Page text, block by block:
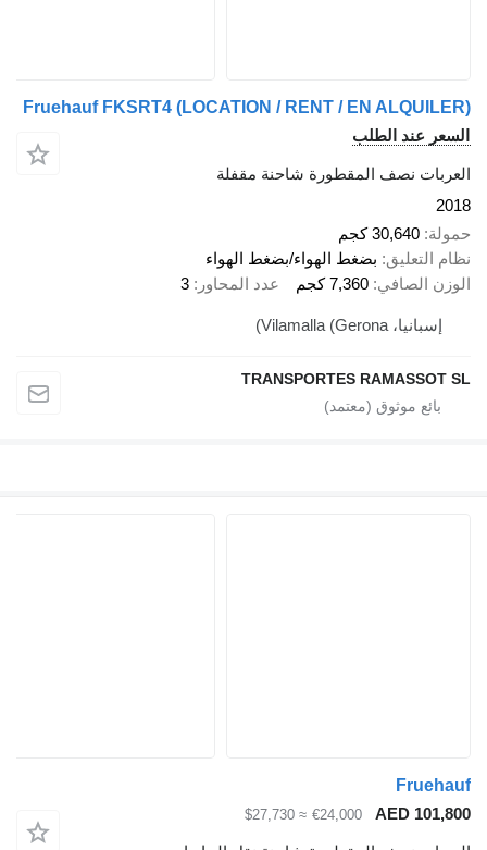
Fruehauf FKSRT4 (LOCATION / RENT / EN
الطلب
نصف المقطورة شاحنة مقفلة
30,640 كجم
بضغط الهواء/بضغط الهواء
7,360 كجم عدد المحاور 3
TRANSPORTES
AED
€24,000
≈ $27,730